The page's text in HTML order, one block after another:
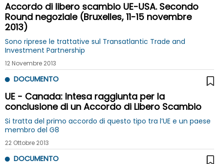
Accordo di libero scambio UE-USA. Secondo
Round negoziale (Bruxelles, 11-15 novembre
2013)
Sono riprese le trattative sul Transatlantic Trade and
Investment Partnership
12 Novembre 2013
DOCUMENTO
UE - Canada: Intesa raggiunta per la
conclusione di un Accordo di Libero Scambio
Si tratta del primo accordo di questo tipo tra l’UE e un paese
membro del G8
22 Ottobre 2013
DOCUMENTO